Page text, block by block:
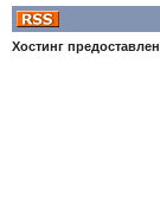
Хостинг